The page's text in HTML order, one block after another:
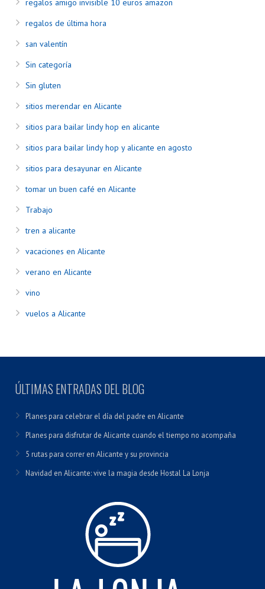
regalos amigo invisible 10 euros amazon
regalos de última hora
san valentín
Sin categoría
Sin gluten
sitios merendar en Alicante
sitios para bailar lindy hop en alicante
sitios para bailar lindy hop y alicante en agosto
sitios para desayunar en Alicante
tomar un buen café en Alicante
Trabajo
tren a alicante
vacaciones en Alicante
verano en Alicante
vino
vuelos a Alicante
ÚLTIMAS ENTRADAS DEL BLOG
Planes para celebrar el día del padre en Alicante
Planes para disfrutar de Alicante cuando el tiempo no acompaña
5 rutas para correr en Alicante y su provincia
Navidad en Alicante: vive la magia desde Hostal La Lonja